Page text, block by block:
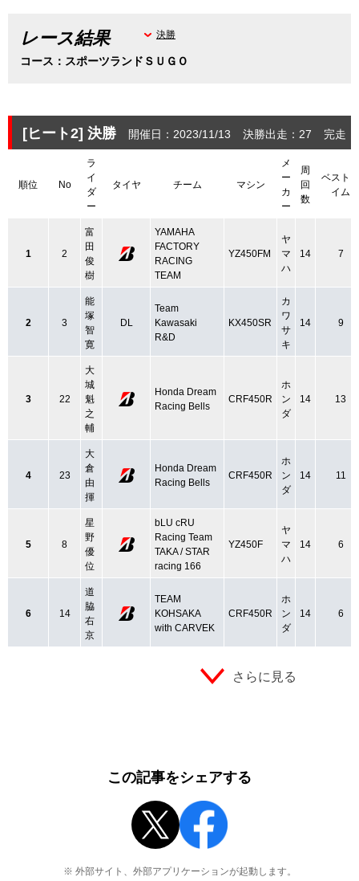
レース結果
コース：スポーツランドＳＵＧＯ
決勝
[ヒート2] 決勝 開催日：2023/11/13 決勝出走：27 完走
順位 No
ラ
イ
ダ
ー
タイヤ チーム マシン
メ
ー
カ
ー
周
回
数
ベストタ
イム
1 2
富
田
俊
樹
YAMAHA
FACTORY
RACING
TEAM
YZ450FM
ヤ
マ
ハ
14 7
2 3
能
塚
智
寛
DL
Team
Kawasaki
R&D
KX450SR
カ
ワ
サ
キ
14 9
3 22
大
城
魁
之
輔
Honda Dream
Racing Bells
CRF450R
ホ
ン
ダ
14 13
4 23
大
倉
由
揮
Honda Dream
Racing Bells
CRF450R
ホ
ン
ダ
14 11
5 8
星
野
優
位
bLU cRU
Racing Team
TAKA / STAR
racing 166
YZ450F
ヤ
マ
ハ
14 6
6 14
道
脇
右
京
TEAM
KOHSAKA
with CARVEK
CRF450R
ホ
ン
ダ
14 6
さらに見る
この記事をシェアする
※ 外部サイト、外部アプリケーションが起動します。